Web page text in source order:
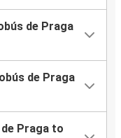
de Praga
de Praga
Praga to